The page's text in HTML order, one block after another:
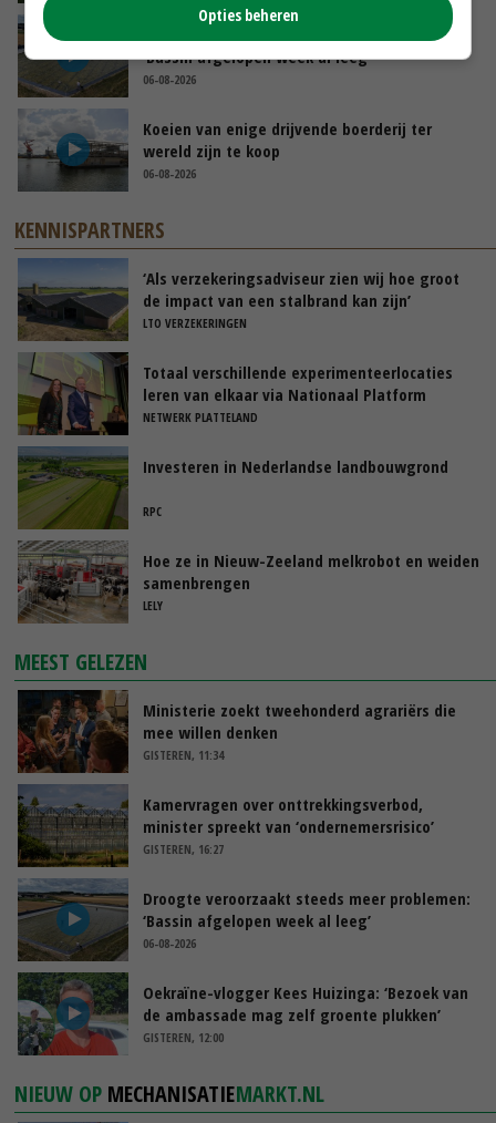
Droogte veroorzaakt steeds meer problemen:
‘Bassin afgelopen week al leeg’
06-08-2026
Koeien van enige drijvende boerderij ter
wereld zijn te koop
06-08-2026
KENNISPARTNERS
‘Als verzekeringsadviseur zien wij hoe groot
de impact van een stalbrand kan zijn’
LTO VERZEKERINGEN
Totaal verschillende experimenteerlocaties
leren van elkaar via Nationaal Platform
NETWERK PLATTELAND
Investeren in Nederlandse landbouwgrond
RPC
Hoe ze in Nieuw-Zeeland melkrobot en weiden
samenbrengen
LELY
MEEST GELEZEN
Ministerie zoekt tweehonderd agrariërs die
mee willen denken
GISTEREN, 11:34
Kamervragen over onttrekkingsverbod,
minister spreekt van ‘ondernemersrisico’
GISTEREN, 16:27
Droogte veroorzaakt steeds meer problemen:
‘Bassin afgelopen week al leeg’
06-08-2026
Oekraïne-vlogger Kees Huizinga: ‘Bezoek van
de ambassade mag zelf groente plukken’
GISTEREN, 12:00
NIEUW OP MECHANISATIEMARKT.NL
Opties beheren